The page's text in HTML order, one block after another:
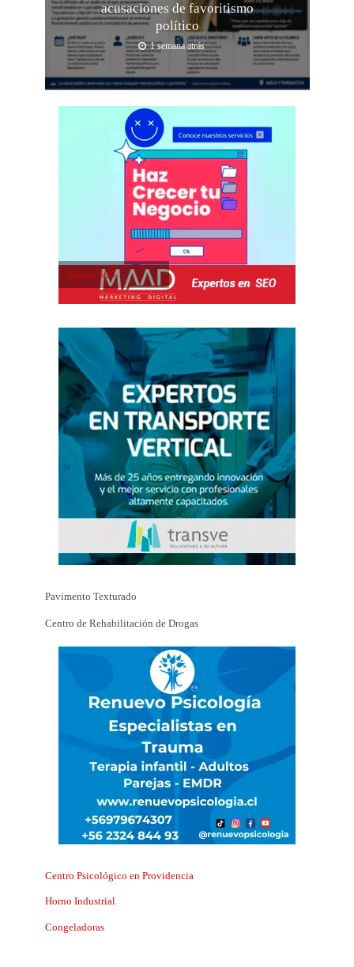
acusaciones de favoritismo
político
1 semana atrás
Agencia SEO
Pavimento Texturado
Centro de Rehabilitación de Drogas
Centro Psicológico en Providencia
Horno Industrial
Congeladoras